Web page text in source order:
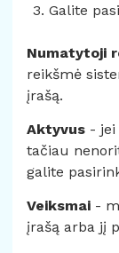
Galite
Numatytoji
reikšmė
įrašą.
Aktyvus - jei
tačiau
galite
Veiksmai -
įrašą arba jį